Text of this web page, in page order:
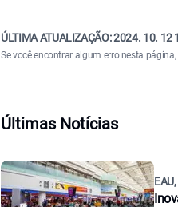
ÚLTIMA ATUALIZAÇÃO:2024. 10. 12
Se você encontrar algum erro nesta
Últimas Notícias